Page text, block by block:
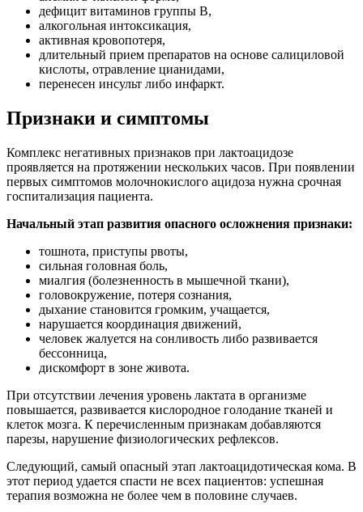
дефицит витаминов группы В,
алкогольная интоксикация,
активная кровопотеря,
длительный прием препаратов на основе салициловой
кислоты, отравление цианидами,
перенесен инсульт либо инфаркт.
Признаки и симптомы
Комплекс негативных признаков при лактоацидозе
проявляется на протяжении нескольких часов. При появлении
первых симптомов молочнокислого ацидоза нужна срочная
госпитализация пациента.
Начальный этап развития опасного осложнения признаки:
тошнота, приступы рвоты,
сильная головная боль,
миалгия (болезненность в мышечной ткани),
головокружение, потеря сознания,
дыхание становится громким, учащается,
нарушается координация движений,
человек жалуется на сонливость либо развивается
бессонница,
дискомфорт в зоне живота.
При отсутствии лечения уровень лактата в организме
повышается, развивается кислородное голодание тканей и
клеток мозга. К перечисленным признакам добавляются
парезы, нарушение физиологических рефлексов.
Следующий, самый опасный этап лактоацидотическая кома. В
этот период удается спасти не всех пациентов: успешная
терапия возможна не более чем в половине случаев.